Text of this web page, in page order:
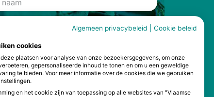
Inschrijven ›
Algemeen privacybeleid Cookie beleid
cookies
plaatsen voor analyse van onze bezoekersgegevens, om onze
gepersonaliseerde inhoud te tonen en om u een geweldige
te bieden. Voor meer informatie over de cookies die we gebruiken
en het cookie zijn van toepassing op alle websites van "Vlaamse